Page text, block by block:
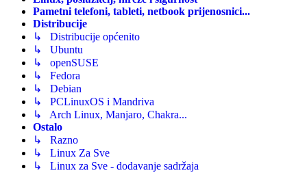
Pametni telefoni, tableti, netbook prijenosnici...
Distribucije
↳ Distribucije općenito
↳ Ubuntu
↳ openSUSE
↳ Fedora
↳ Debian
↳ PCLinuxOS i Mandriva
↳ Arch Linux, Manjaro, Chakra...
Ostalo
↳ Razno
↳ Linux Za Sve
↳ Linux za Sve - dodavanje sadržaja